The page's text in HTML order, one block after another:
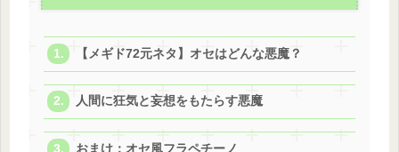
【メギド72元ネタ】オセはどんな悪魔？
人間に狂気と妄想をもたらす悪魔
おまけ：オセ風フラペチーノ